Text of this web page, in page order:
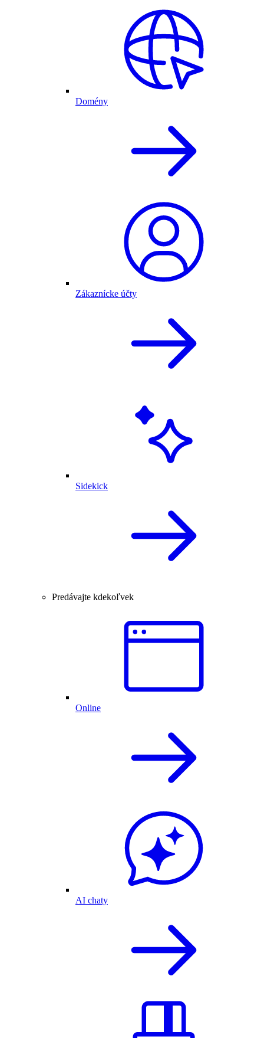
Domény
Zákaznícke účty
Sidekick
Predávajte kdekoľvek
Online
AI chaty